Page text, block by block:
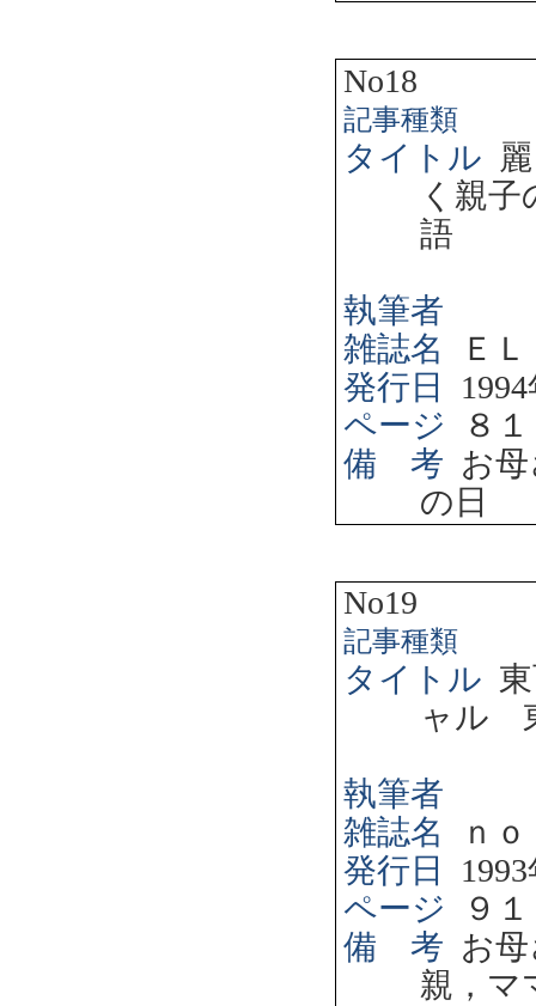
No18
記事種類
タイトル
く親
語
執筆者
雑誌名
Ｅ
発行日
1994
ページ
８１
備 考 お
の日
No19
記事種類
タイトル
ャル
執筆者
雑誌名
ｎ
発行日
1993
ページ
９
備 考 お
親，マ